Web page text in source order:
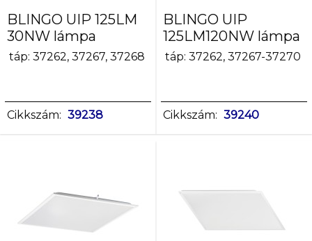
Fényerőszabályozható
DALI
nem
védettségi
fokozat
20
Színhőmérséklet
BLINGO UIP 125LM
30NW lámpa
táp: 37262, 37267, 37268
Cikkszám: 39238
BLINGO UIP
125LM120NW lámpa
táp: 37262, 37267-37270
Cikkszám: 39240